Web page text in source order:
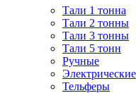
Тали 1 тонна
Тали 2 тонны
Тали 3 тонны
Тали 5 тонн
Ручные
Электрические
Тельферы